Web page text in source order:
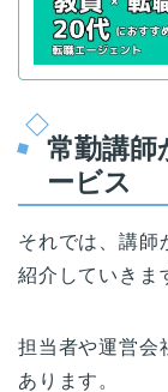
常勤講師
ービス
それでは、講師
紹介していきま
担当者や運営会
あります。